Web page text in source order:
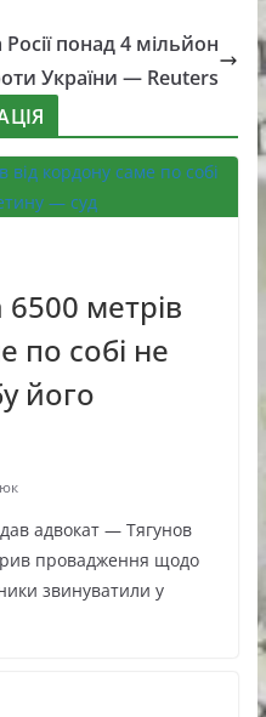
понад 4 мільйон
України — Reuters
метрів
по собі не
його
адвокат — Тягунов
провадження щодо
звинуватили у